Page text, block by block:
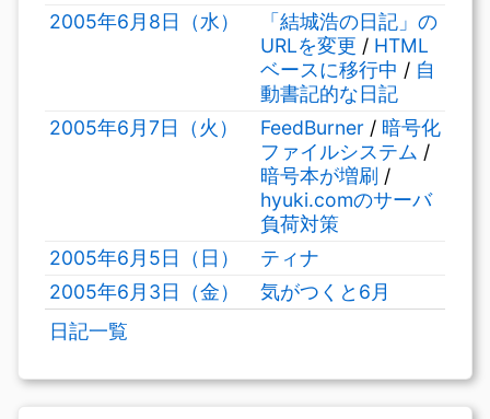
2005年6月8日（水）
「結城浩の日記」の
URLを変更 / HTML
ベースに移行中 / 自
動書記的な日記
2005年6月7日（火）
FeedBurner / 暗号化
ファイルシステム /
暗号本が増刷 /
hyuki.comのサーバ
負荷対策
2005年6月5日（日）
ティナ
2005年6月3日（金）
気がつくと6月
日記一覧